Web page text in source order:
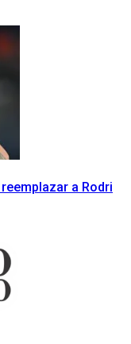
a Rodri